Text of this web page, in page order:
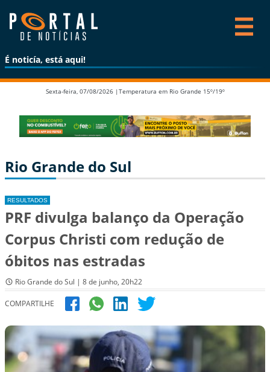
É noticía, está aqui!
Sexta-feira, 07/08/2026 | Temperatura em Rio Grande 15º/19º
Rio Grande do Sul
RESULTADOS
PRF divulga balanço da Operação
Corpus Christi com redução de
óbitos nas estradas
Rio Grande do Sul | 8 de junho, 20h22
COMPARTILHE